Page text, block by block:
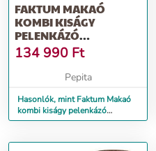
FAKTUM MAKAÓ
KOMBI KISÁGY
PELENKÁZÓ
KOMÓDDAL SZILVA/
JUHAR - ZSIRÁF
134 990 Ft
Pepita
Hasonlók, mint Faktum Makaó
kombi kiságy pelenkázó
komóddal szilva/ juhar - zsiráf